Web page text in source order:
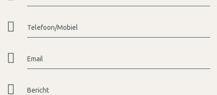
Telefoon/Mobiel
Email
Bericht